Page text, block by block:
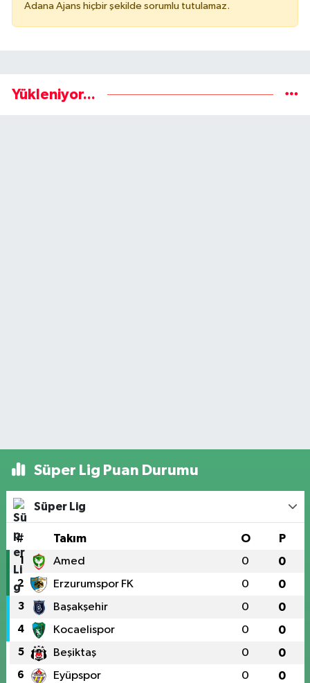
Adana Ajans hiçbir şekilde sorumlu tutulamaz.
Yükleniyor...
Süper Lig Puan Durumu
Süper Lig
# Takım O P
1 Amed 0 0
2 Erzurumspor FK 0 0
3 Başakşehir 0 0
4 Kocaelispor 0 0
5 Beşiktaş 0 0
6 Eyüpspor 0 0